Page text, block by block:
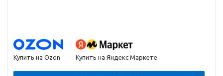
Купить на Ozon Купить на Яндекс Маркете